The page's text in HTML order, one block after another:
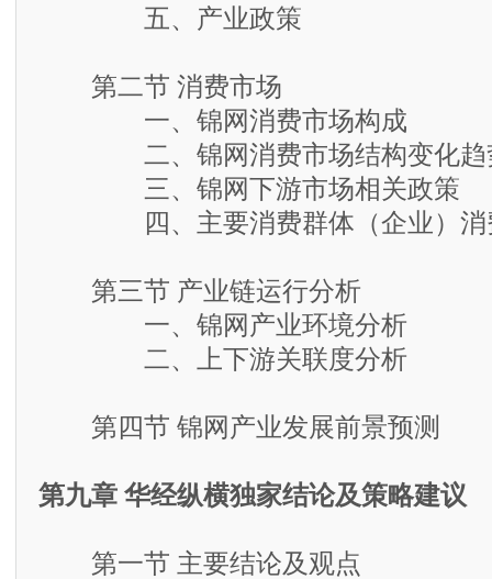
五、产业政策
第二节 消费市场
一、锦网消费市场构成
二、锦网消费市场结构变化趋
三、锦网下游市场相关政策
四、主要消费群体（企业）消
第三节 产业链运行分析
一、锦网产业环境分析
二、上下游关联度分析
第四节 锦网产业发展前景预测
第九章 华经纵横独家结论及策略建议
第一节 主要结论及观点